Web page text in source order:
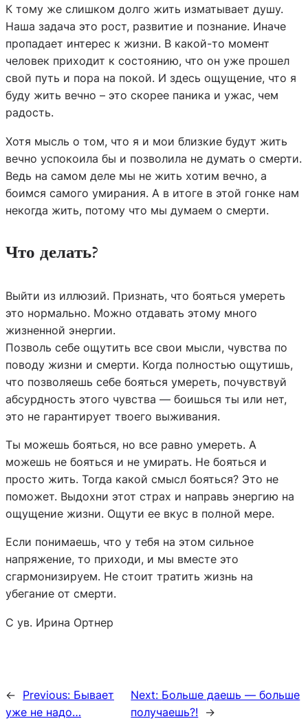
К тому же слишком долго жить изматывает душу.
Наша задача это рост, развитие и познание. Иначе
пропадает интерес к жизни. В какой-то момент
человек приходит к состоянию, что он уже прошел
свой путь и пора на покой. И здесь ощущение, что я
буду жить вечно – это скорее паника и ужас, чем
радость.
Хотя мысль о том, что я и мои близкие будут жить
вечно успокоила бы и позволила не думать о смерти.
Ведь на самом деле мы не жить хотим вечно, а
боимся самого умирания. А в итоге в этой гонке нам
некогда жить, потому что мы думаем о смерти.
Что делать?
Выйти из иллюзий. Признать, что бояться умереть
это нормально. Можно отдавать этому много
жизненной энергии.
Позволь себе ощутить все свои мысли, чувства по
поводу жизни и смерти. Когда полностью ощутишь,
что позволяешь себе бояться умереть, почувствуй
абсурдность этого чувства — боишься ты или нет,
это не гарантирует твоего выживания.
Ты можешь бояться, но все равно умереть. А
можешь не бояться и не умирать. Не бояться и
просто жить. Тогда какой смысл бояться? Это не
поможет. Выдохни этот страх и направь энергию на
ощущение жизни. Ощути ее вкус в полной мере.
Если понимаешь, что у тебя на этом сильное
напряжение, то приходи, и мы вместе это
сгармонизируем. Не стоит тратить жизнь на
убегание от смерти.
С ув. Ирина Ортнер
← Previous: Бывает
уже не надо…
Next: Больше даешь — больше
получаешь?!
→